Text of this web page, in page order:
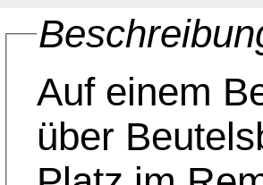
Auf einem
über